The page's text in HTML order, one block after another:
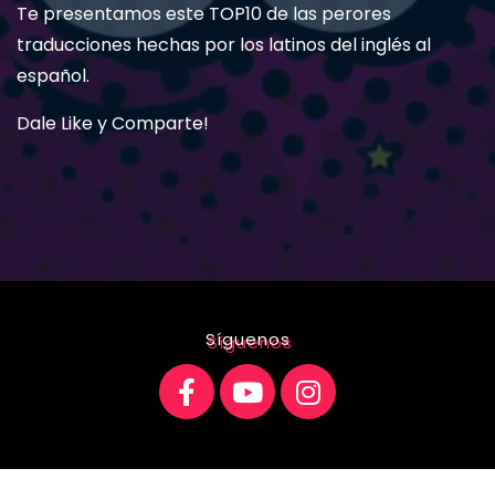
Te presentamos este TOP10 de las perores
traducciones hechas por los latinos del inglés al
español.
Dale Like y Comparte!
Síguenos